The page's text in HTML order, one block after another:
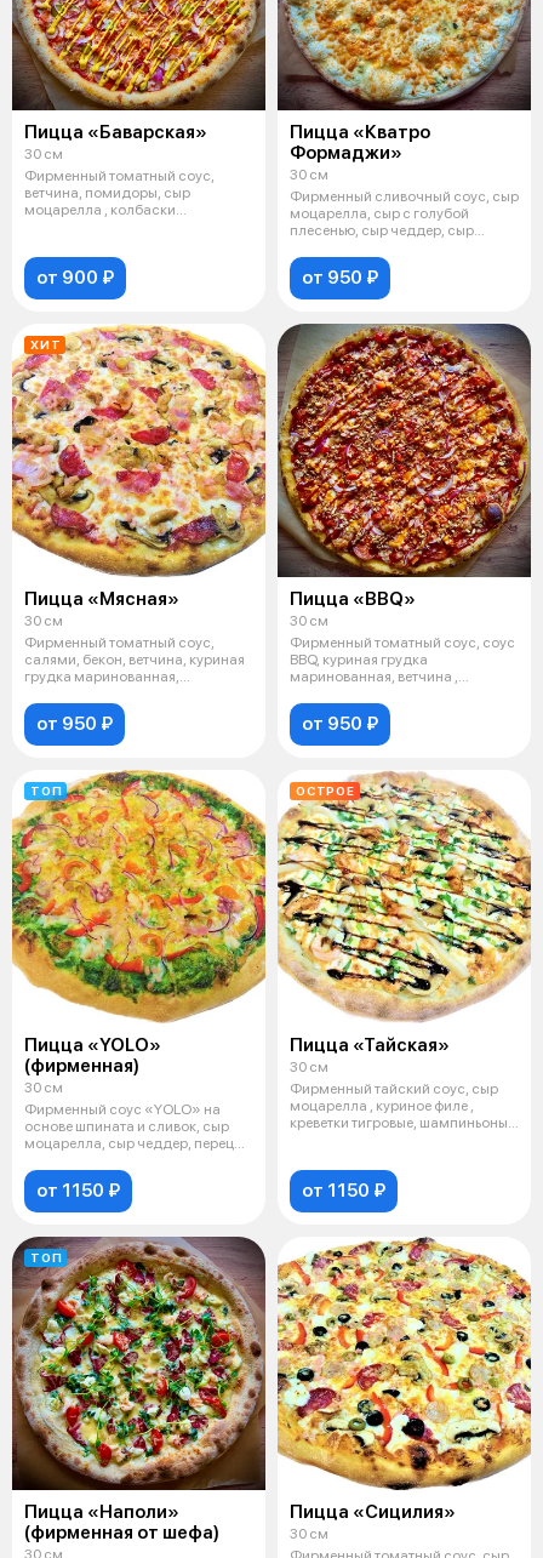
Пицца «Баварская»
30 см
Фирменный томатный соус,
ветчина, помидоры, сыр
моцарелла , колбаски
от 900 ₽
Пицца «Кватро
Формаджи»
30 см
Фирменный сливочный соус, сыр
моцарелла, сыр с голубой
плесенью, сыр чеддер, сыр
от 950 ₽
ХИТ
Пицца «Мясная»
30 см
Фирменный томатный соус,
салями, бекон, ветчина, куриная
грудка маринованная,
от 950 ₽
Пицца «BBQ»
30 см
Фирменный томатный соус, соус
BBQ, куриная грудка
маринованная, ветчина ,
от 950 ₽
ТОП
Пицца «YOLO»
(фирменная)
30 см
Фирменный соус «YOLO» на
основе шпината и сливок, сыр
моцарелла, сыр чеддер, перец
от 1150 ₽
ОСТРОЕ
Пицца «Тайская»
30 см
Фирменный тайский соус, сыр
моцарелла , куриное филе ,
креветки тигровые, шампиньоны,
от 1150 ₽
ТОП
Пицца «Наполи»
(фирменная от шефа)
30 см
Пицца «Сицилия»
30 см